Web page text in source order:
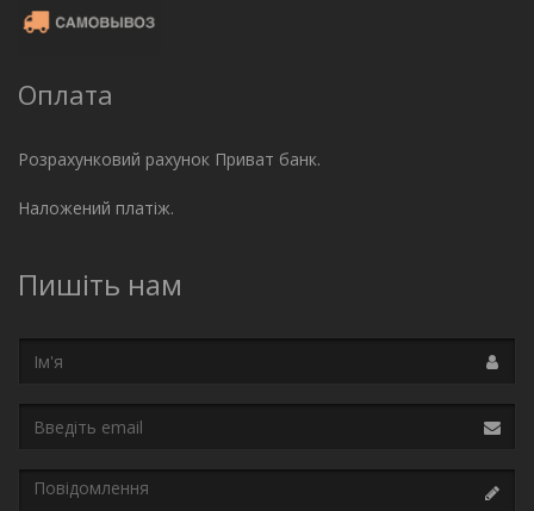
Оплата
Розрахунковий рахунок Приват банк.
Наложений платіж.
Пишіть нам
Повідомлення